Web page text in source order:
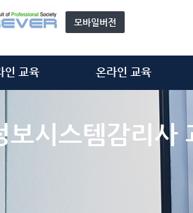
모바일버전
인 교육
템감리사
P 심사원
) 소개&신청
온라인 교육
정보시스템감리사
ISMS-P 심사원
개인정보관리사(CPPG)
보시스템감리사